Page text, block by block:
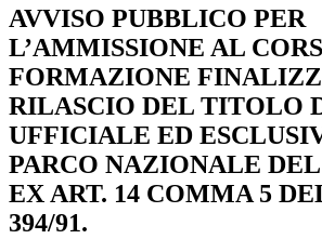
AVVISO PUBBLICO PER
L’AMMISSIONE AL
FORMAZIONE
RILASCIO DEL TITOLO
UFFICIALE ED
PARCO NAZIONALE
EX ART. 14 COMMA 5
394/91.